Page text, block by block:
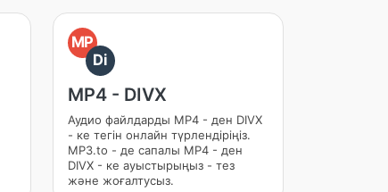
MP
Di
MP4 - DIVX
Аудио файлдарды MP4 - ден DIVX
- ке тегін онлайн түрлендіріңіз.
MP3.to - де сапалы MP4 - ден
DIVX - ке ауыстырыңыз - тез
және жоғалтусыз.